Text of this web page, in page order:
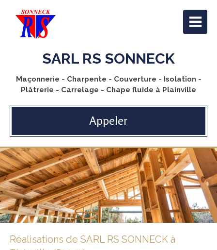
SARL RS SONNECK
Maçonnerie - Charpente - Couverture - Isolation -
Plâtrerie - Carrelage - Chape fluide à Plainville
Appeler
Réalisations de SARL RS SONNECK à